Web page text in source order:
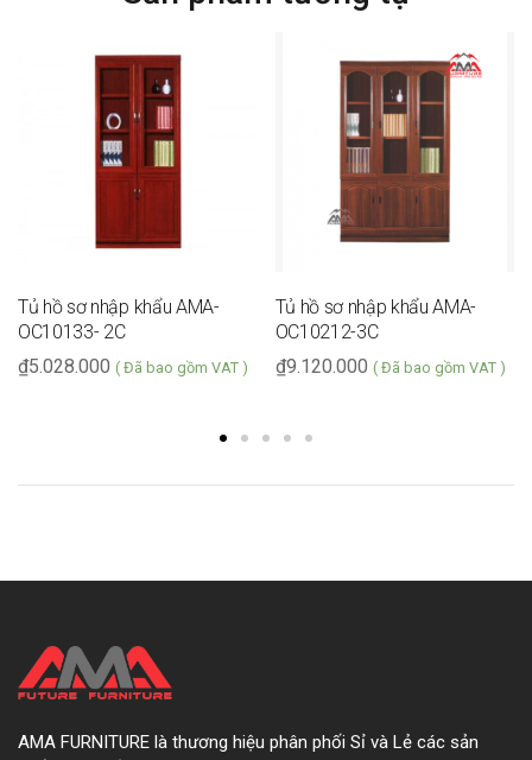
Tủ hồ sơ nhập khẩu AMA-
OC10133- 2C
5.028.000
₫ ( Đã bao gồm VAT )
Tủ hồ sơ nhập khẩu AMA-
OC10212-3C
9.120.000
₫ ( Đã bao gồm VAT )
AMA FURNITURE là thương hiệu phân phối Sỉ và Lẻ các sản